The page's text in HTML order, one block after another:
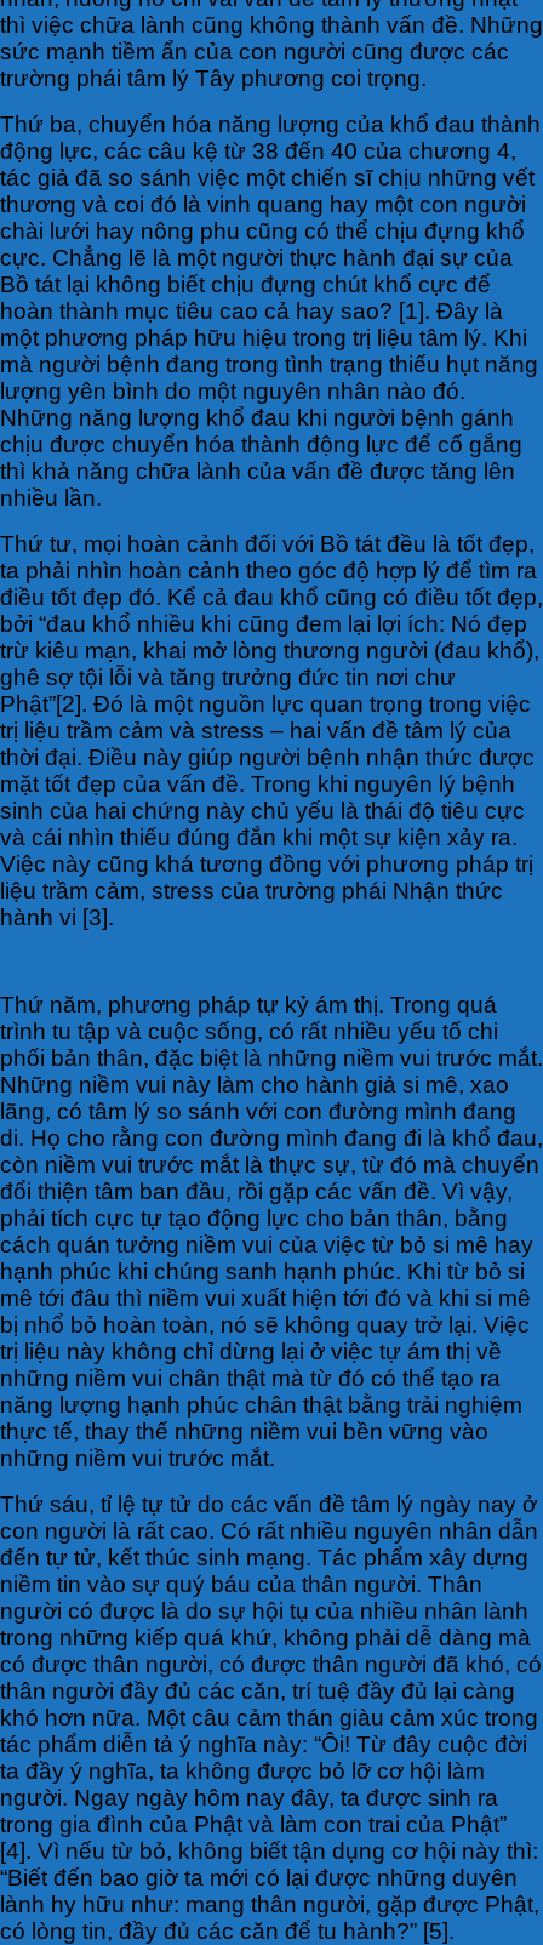
thì việc chữa lành cũng không thành vấn đề. Những
sức mạnh tiềm ẩn của con người cũng được các
trường phái tâm lý Tây phương coi trọng.
Thứ ba, chuyển hóa năng lượng của khổ đau thành
động lực, các câu kệ từ 38 đến 40 của chương 4,
tác giả đã so sánh việc một chiến sĩ chịu những vết
thương và coi đó là vinh quang hay một con người
chài lưới hay nông phu cũng có thể chịu đựng khổ
cực. Chẳng lẽ là một người thực hành đại sự của
Bồ tát lại không biết chịu đựng chút khổ cực để
hoàn thành mục tiêu cao cả hay sao? [1]. Đây là
một phương pháp hữu hiệu trong trị liệu tâm lý. Khi
mà người bệnh đang trong tình trạng thiếu hụt năng
lượng yên bình do một nguyên nhân nào đó.
Những năng lượng khổ đau khi người bệnh gánh
chịu được chuyển hóa thành động lực để cố gắng
thì khả năng chữa lành của vấn đề được tăng lên
nhiều lần.
Thứ tư, mọi hoàn cảnh đối với Bồ tát đều là tốt đẹp,
ta phải nhìn hoàn cảnh theo góc độ hợp lý để tìm ra
điều tốt đẹp đó. Kể cả đau khổ cũng có điều tốt đẹp,
bởi “đau khổ nhiều khi cũng đem lại lợi ích: Nó đẹp
trừ kiêu mạn, khai mở lòng thương người (đau khổ),
ghê sợ tội lỗi và tăng trưởng đức tin nơi chư
Phật”[2]. Đó là một nguồn lực quan trọng trong việc
trị liệu trầm cảm và stress – hai vấn đề tâm lý của
thời đại. Điều này giúp người bệnh nhận thức được
mặt tốt đẹp của vấn đề. Trong khi nguyên lý bệnh
sinh của hai chứng này chủ yếu là thái độ tiêu cực
và cái nhìn thiếu đúng đắn khi một sự kiện xảy ra.
Việc này cũng khá tương đồng với phương pháp trị
liệu trầm cảm, stress của trường phái Nhận thức
hành vi [3].
Thứ năm, phương pháp tự kỷ ám thị. Trong quá
trình tu tập và cuộc sống, có rất nhiều yếu tố chi
phối bản thân, đặc biệt là những niềm vui trước mắt.
Những niềm vui này làm cho hành giả si mê, xao
lãng, có tâm lý so sánh với con đường mình đang
di. Họ cho rằng con đường mình đang đi là khổ đau,
còn niềm vui trước mắt là thực sự, từ đó mà chuyển
đổi thiện tâm ban đầu, rồi gặp các vấn đề. Vì vậy,
phải tích cực tự tạo động lực cho bản thân, bằng
cách quán tưởng niềm vui của việc từ bỏ si mê hay
hạnh phúc khi chúng sanh hạnh phúc. Khi từ bỏ si
mê tới đâu thì niềm vui xuất hiện tới đó và khi si mê
bị nhổ bỏ hoàn toàn, nó sẽ không quay trở lại. Việc
trị liệu này không chỉ dừng lại ở việc tự ám thị về
những niềm vui chân thật mà từ đó có thể tạo ra
năng lượng hạnh phúc chân thật bằng trải nghiệm
thực tế, thay thế những niềm vui bền vững vào
những niềm vui trước mắt.
Thứ sáu, tỉ lệ tự tử do các vấn đề tâm lý ngày nay ở
con người là rất cao. Có rất nhiều nguyên nhân dẫn
đến tự tử, kết thúc sinh mạng. Tác phẩm xây dựng
niềm tin vào sự quý báu của thân người. Thân
người có được là do sự hội tụ của nhiều nhân lành
trong những kiếp quá khứ, không phải dễ dàng mà
có được thân người, có được thân người đã khó, có
thân người đầy đủ các căn, trí tuệ đầy đủ lại càng
khó hơn nữa. Một câu cảm thán giàu cảm xúc trong
tác phẩm diễn tả ý nghĩa này: “Ôi! Từ đây cuộc đời
ta đầy ý nghĩa, ta không được bỏ lỡ cơ hội làm
người. Ngay ngày hôm nay đây, ta được sinh ra
trong gia đình của Phật và làm con trai của Phật”
[4]. Vì nếu từ bỏ, không biết tận dụng cơ hội này thì:
“Biết đến bao giờ ta mới có lại được những duyên
lành hy hữu như: mang thân người, gặp được Phật,
có lòng tin, đầy đủ các căn để tu hành?” [5].